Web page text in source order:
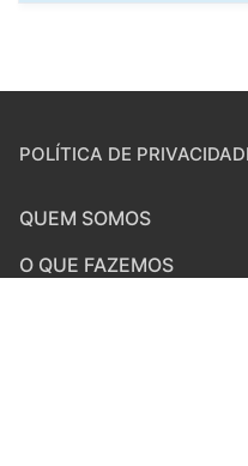
POLÍTICA DE
QUEM SOMOS
O QUE FAZEMOS